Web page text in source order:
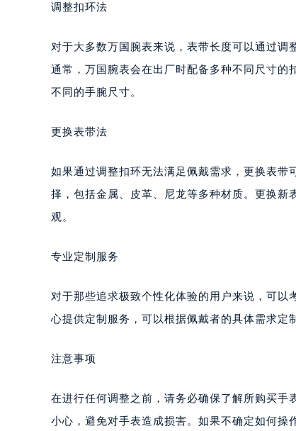
调整扣环法
对于大多数万国腕表来说，表带长度可以通过调
通常，万国腕表会在出厂时配备多种不同尺寸的
不同的手腕尺寸。
更换表带法
如果通过调整扣环无法满足佩戴需求，更换表
择，包括金属、皮革、尼龙等多种材质。更换
观。
专业定制服务
对于那些追求极致个性化体验的用户来说，可
心提供定制服务，可以根据佩戴者的具体需求定
注意事项
在进行任何调整之前，请务必确保了解所购买手
小心，避免对手表造成损害。如果不确定如何操